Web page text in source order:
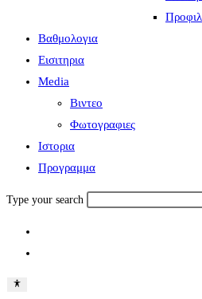
Προφιλ
Βαθμολογια
Εισιτηρια
Media
Βιντεο
Φωτογραφιες
Ιστορια
Πρoγραμμα
Type your search